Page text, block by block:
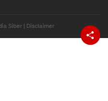
Siber Disclaimer